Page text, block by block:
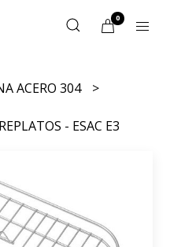
0
ACERO 304
- ESAC E3